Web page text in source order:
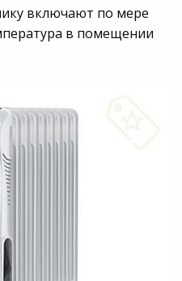
включают по мере
в помещении